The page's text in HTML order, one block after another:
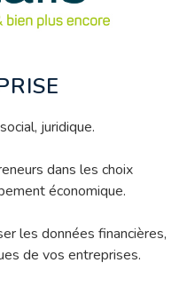
juridique.
dans les choix
économique.
les données financières,
de vos entreprises.